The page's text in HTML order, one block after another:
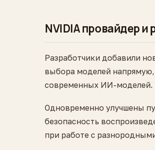
NVIDIA провайдер
Разработчики добавили
выбора моделей напрямую,
современных ИИ-моделей.
Одновременно улучшены
безопасность
при работе с